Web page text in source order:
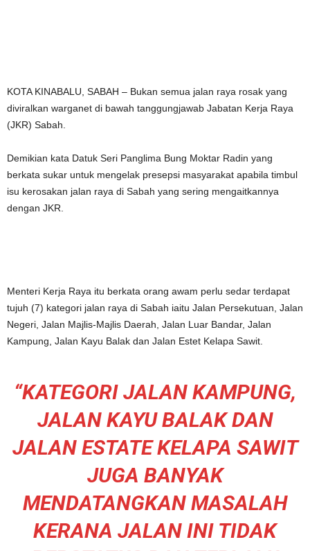
KOTA KINABALU, SABAH – Bukan semua jalan raya rosak yang
diviralkan warganet di bawah tanggungjawab Jabatan Kerja Raya
(JKR) Sabah.
Demikian kata Datuk Seri Panglima Bung Moktar Radin yang
berkata sukar untuk mengelak presepsi masyarakat apabila timbul
isu kerosakan jalan raya di Sabah yang sering mengaitkannya
dengan JKR.
Menteri Kerja Raya itu berkata orang awam perlu sedar terdapat
tujuh (7) kategori jalan raya di Sabah iaitu Jalan Persekutuan, Jalan
Negeri, Jalan Majlis-Majlis Daerah, Jalan Luar Bandar, Jalan
Kampung, Jalan Kayu Balak dan Jalan Estet Kelapa Sawit.
“KATEGORI JALAN KAMPUNG,
JALAN KAYU BALAK DAN
JALAN ESTATE KELAPA SAWIT
JUGA BANYAK
MENDATANGKAN MASALAH
KERANA JALAN INI TIDAK